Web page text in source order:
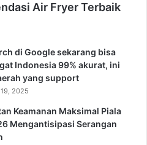
Air Fryer Terbaik
di Google sekarang bisa
Indonesia 99% akurat, ini
yang support
2025
Keamanan Maksimal Piala
Mengantisipasi Serangan